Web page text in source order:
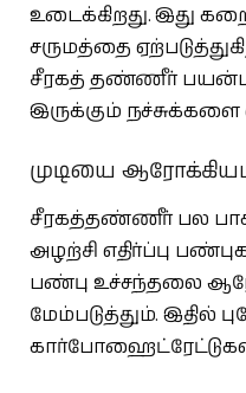
உடைக்கிறது. இது
சருமத்தை
சீரகத் தண்ணீர்
இருக்கும் நச்சுக்களை
முடியை
சீரகத்தண்ணீர் பல
அழற்சி எதிர்ப்பு
பண்பு உச்சந்தலை
மேம்படுத்தும். இதில்